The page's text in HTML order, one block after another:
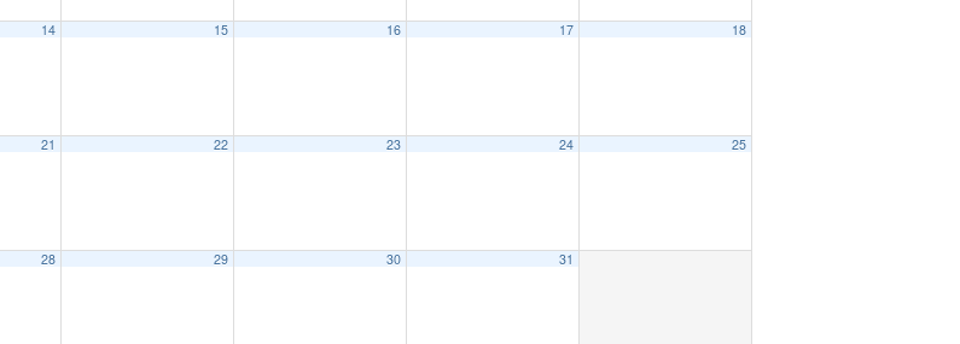
14 15 16 17 18
21 22 23 24 25
28 29 30 31